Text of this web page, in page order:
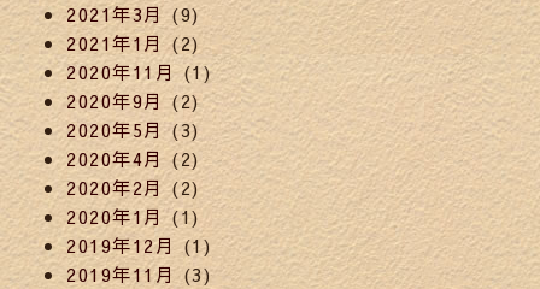
2021年3月(9)
2021年1月 (2)
2020年11月(1)
2020年9月 (2)
2020年5月 (3)
2020年4月(2)
2020年2月(2)
2020年1月(1)
2019年12月 (1)
2019年11月(3)